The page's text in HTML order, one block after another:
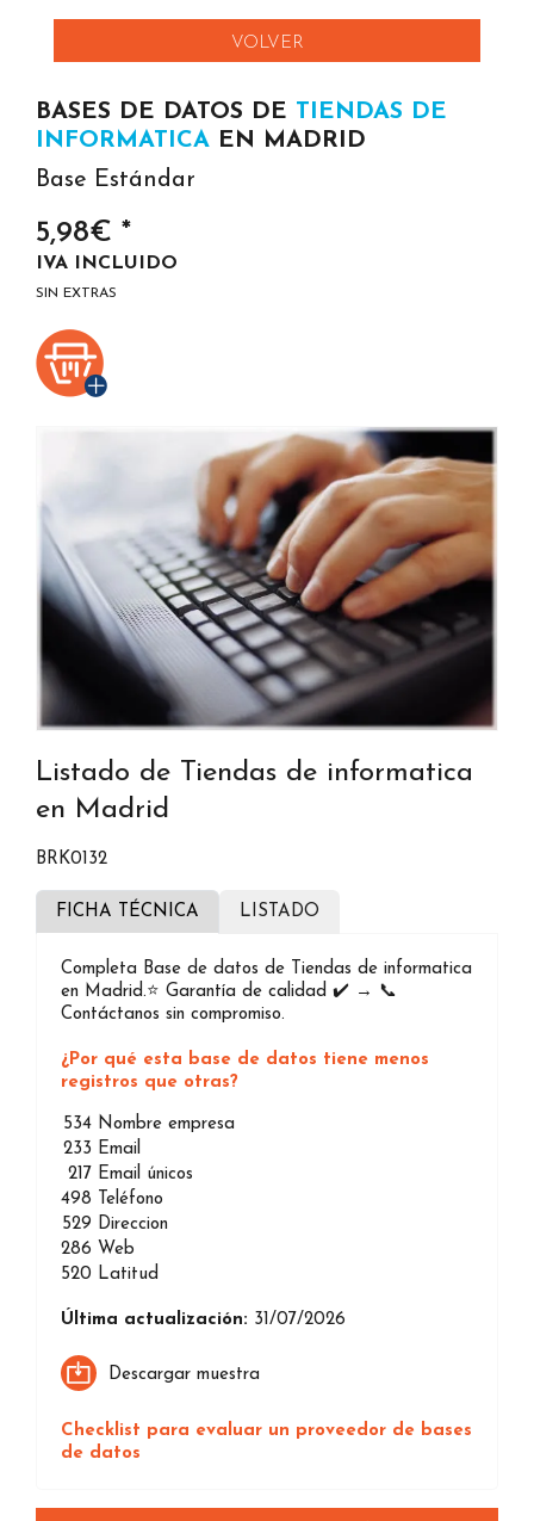
VOLVER
BASES DE DATOS DE TIENDAS DE
INFORMATICA EN MADRID
Base Estándar
5,98€ *
IVA INCLUIDO
SIN EXTRAS
Listado de Tiendas de informatica
en Madrid
BRK0132
FICHA TÉCNICA LISTADO
Completa Base de datos de Tiendas de informatica
en Madrid.⭐️ Garantía de calidad ✔️ → 📞
Contáctanos sin compromiso.
¿Por qué esta base de datos tiene menos
registros que otras?
534 Nombre empresa
233 Email
217 Email únicos
498 Teléfono
529 Direccion
286 Web
520 Latitud
Última actualización: 31/07/2026
Descargar muestra
Checklist para evaluar un proveedor de bases
de datos